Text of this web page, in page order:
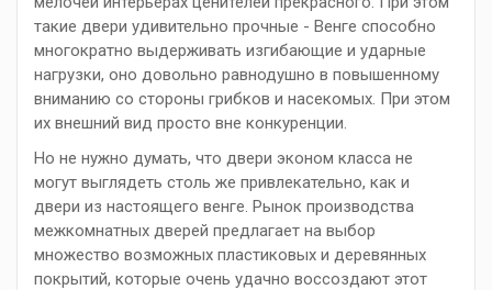
такие двери удивительно прочные - Венге способно
многократно выдерживать изгибающие и ударные
нагрузки, оно довольно равнодушно в повышенному
вниманию со стороны грибков и насекомых. При этом
их внешний вид просто вне конкуренции.
Но не нужно думать, что двери эконом класса не
могут выглядеть столь же привлекательно, как и
двери из настоящего венге. Рынок производства
межкомнатных дверей предлагает на выбор
множество возможных пластиковых и деревянных
покрытий, которые очень удачно воссоздают этот